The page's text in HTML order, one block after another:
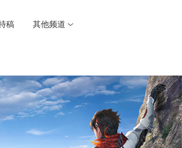
稿 其他频道